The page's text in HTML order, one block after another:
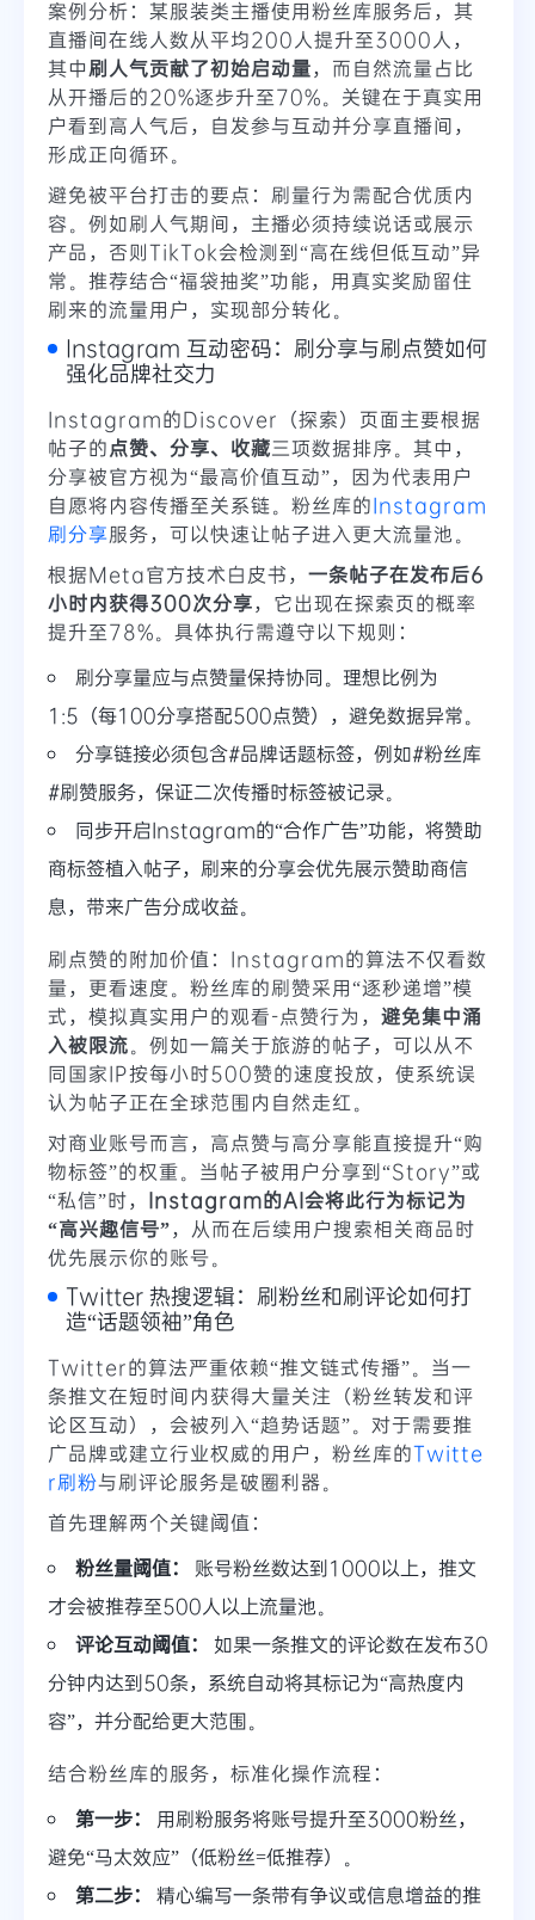
案例分析：某服装类主播使用粉丝库服务后，其
直播间在线人数从平均200人提升至3000人，
其中刷人气贡献了初始启动量，而自然流量占比
从开播后的20%逐步升至70%。关键在于真实用
户看到高人气后，自发参与互动并分享直播间，
形成正向循环。
避免被平台打击的要点：刷量行为需配合优质内
容。例如刷人气期间，主播必须持续说话或展示
产品，否则TikTok会检测到“高在线但低互动”异
常。推荐结合“福袋抽奖”功能，用真实奖励留住
刷来的流量用户，实现部分转化。
Instagram 互动密码：刷分享与刷点赞如何
强化品牌社交力
Instagram的Discover（探索）页面主要根据
帖子的点赞、分享、收藏三项数据排序。其中，
分享被官方视为“最高价值互动”，因为代表用户
自愿将内容传播至关系链。粉丝库的Instagram
刷分享服务，可以快速让帖子进入更大流量池。
根据Meta官方技术白皮书， 一条帖子在发布后6
小时内获得300次分享，它出现在探索页的概率
提升至78%。具体执行需遵守以下规则：
刷分享量应与点赞量保持协同。理想比例为
1:5（每100分享搭配500点赞），避免数据异常。
分享链接必须包含#品牌话题标签，例如#粉丝库
#刷赞服务，保证二次传播时标签被记录。
同步开启Instagram的“合作广告”功能，将赞助
商标签植入帖子，刷来的分享会优先展示赞助商信
息，带来广告分成收益。
刷点赞的附加价值：Instagram的算法不仅看数
量，更看速度。粉丝库的刷赞采用“逐秒递增”模
式，模拟真实用户的观看-点赞行为， 避免集中涌
入被限流。例如一篇关于旅游的帖子，可以从不
同国家IP按每小时500赞的速度投放，使系统误
认为帖子正在全球范围内自然走红。
对商业账号而言，高点赞与高分享能直接提升“购
物标签”的权重。当帖子被用户分享到“Story”或
“私信”时， Instagram的AI会将此行为标记为
“高兴趣信号”，从而在后续用户搜索相关商品时
优先展示你的账号。
Twitter 热搜逻辑：刷粉丝和刷评论如何打
造“话题领袖”角色
Twitter的算法严重依赖“推文链式传播”。当一
条推文在短时间内获得大量关注（粉丝转发和评
论区互动），会被列入“趋势话题”。对于需要推
广品牌或建立行业权威的用户，粉丝库的Twitte
r刷粉与刷评论服务是破圈利器。
首先理解两个关键阈值：
粉丝量阈值：
账号粉丝数达到1000以上，推文
才会被推荐至500人以上流量池。
评论互动阈值：
如果一条推文的评论数在发布30
分钟内达到50条，系统自动将其标记为“高热度内
容”，并分配给更大范围。
结合粉丝库的服务，标准化操作流程：
第一步：
用刷粉服务将账号提升至3000粉丝，
避免“马太效应”（低粉丝=低推荐）。
第二步：
精心编写一条带有争议或信息增益的推